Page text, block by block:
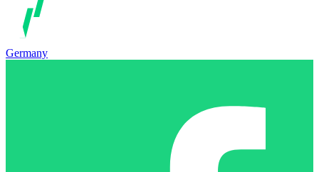
Germany